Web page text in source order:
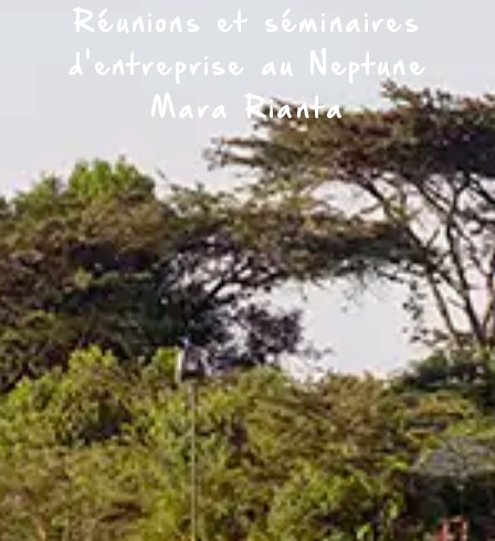
Réunions et séminaires
d'entreprise au Neptune
Mara Rianta